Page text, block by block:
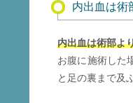
内出血は術
内出血は術部よ
お腹に施術した
と足の裏まで及